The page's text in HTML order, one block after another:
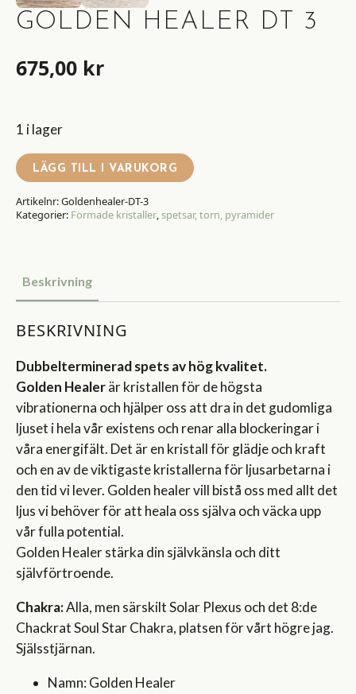
GOLDEN HEALER DT 3
675,00 kr
1 i lager
LÄGG TILL I VARUKORG
Artikelnr:Goldenhealer-DT-3
Kategorier: Formade kristaller,spetsar, torn, pyramider
Beskrivning
BESKRIVNING
Dubbelterminerad spets av hög kvalitet.
Golden Healerär kristallen för de högsta
vibrationerna och hjälper oss att dra in det gudomliga
ljuset i hela vår existens och renar alla blockeringar i
våra energifält. Det är en kristall för glädje och kraft
och en av de viktigaste kristallerna för ljusarbetarna i
den tid vi lever. Golden healer vill bistå oss med allt det
ljus vi behöver för att heala oss själva och väcka upp
vår fulla potential.
Golden Healer stärka din självkänsla och ditt
självförtroende.
Chakra:Alla, men särskilt Solar Plexus och det 8:de
Chackrat Soul Star Chakra, platsen för vårt högre jag.
Själsstjärnan.
Namn: Golden Healer